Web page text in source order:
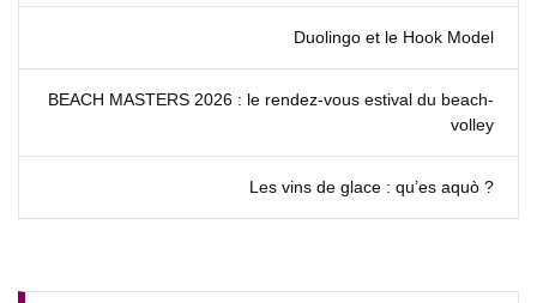
Duolingo et le Hook Model
BEACH MASTERS 2026 : le rendez‑vous estival du beach-
volley
Les vins de glace : qu’es aquò ?